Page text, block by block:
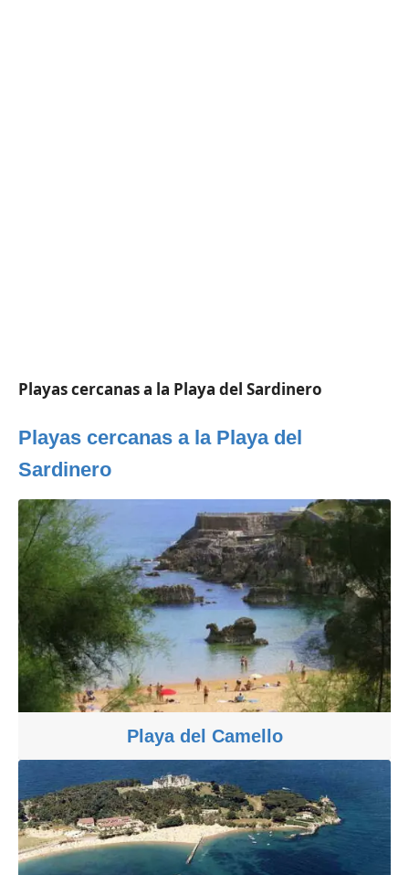
Playas cercanas a la Playa del Sardinero
Playas cercanas a la Playa del
Sardinero
Playa del Camello